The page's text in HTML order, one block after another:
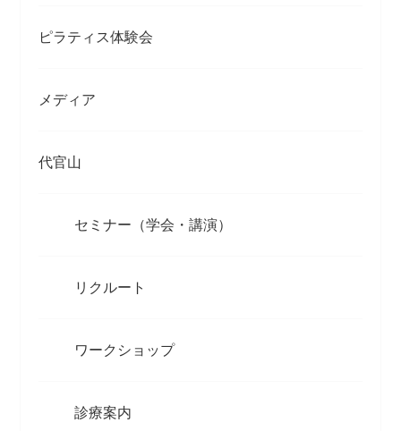
ピラティス体験会
メディア
代官山
セミナー（学会・講演）
リクルート
ワークショップ
診療案内